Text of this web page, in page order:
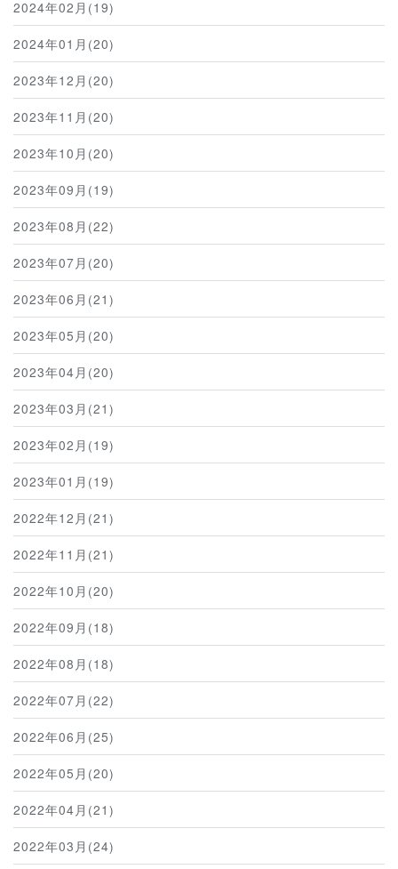
2024年02月(19)
2024年01月(20)
2023年12月(20)
2023年11月(20)
2023年10月(20)
2023年09月(19)
2023年08月(22)
2023年07月(20)
2023年06月(21)
2023年05月(20)
2023年04月(20)
2023年03月(21)
2023年02月(19)
2023年01月(19)
2022年12月(21)
2022年11月(21)
2022年10月(20)
2022年09月(18)
2022年08月(18)
2022年07月(22)
2022年06月(25)
2022年05月(20)
2022年04月(21)
2022年03月(24)